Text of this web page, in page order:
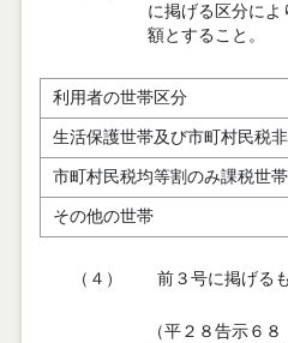
に掲げる区分によ
額とすること。
利用者の世帯区分
生活保護世帯及び市町村民税
市町村民税均等割のみ課税世帯
その他の世帯
（４） 前３号に掲げる
（平２８告示６